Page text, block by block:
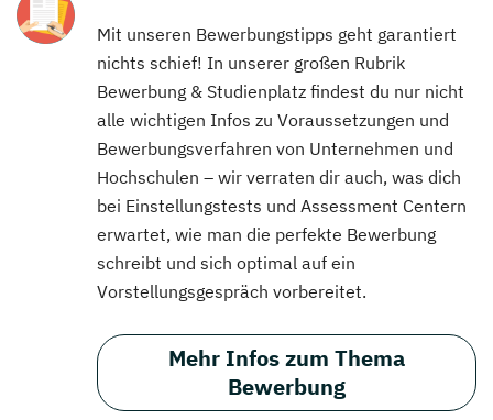
Mit unseren Bewerbungstipps geht garantiert
nichts schief! In unserer großen Rubrik
Bewerbung & Studienplatz findest du nur nicht
alle wichtigen Infos zu Voraussetzungen und
Bewerbungsverfahren von Unternehmen und
Hochschulen – wir verraten dir auch, was dich
bei Einstellungstests und Assessment Centern
erwartet, wie man die perfekte Bewerbung
schreibt und sich optimal auf ein
Vorstellungsgespräch vorbereitet.
Mehr Infos zum Thema
Bewerbung